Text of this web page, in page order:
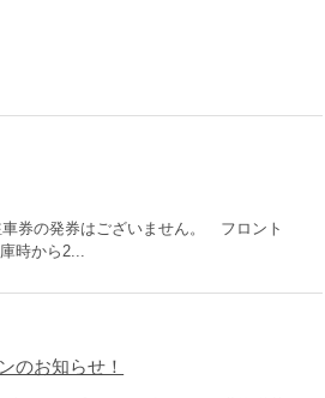
券の発券はございません。 フロント
時から2...
のお知らせ！